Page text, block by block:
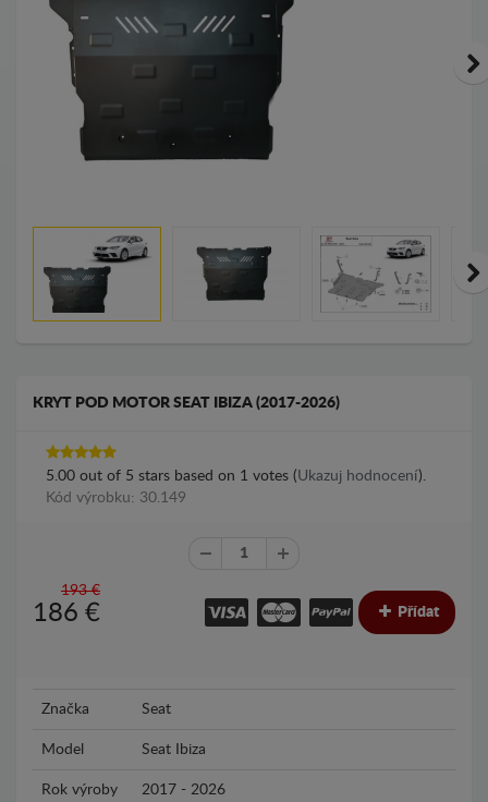
KRYT POD MOTOR SEAT IBIZA (2017-2026)
5.00 out of 5 stars based on 1 votes (Ukazuj hodnocení).
Kód výrobku: 30.149
193 €
186 € Přídat
Značka Seat
Model Seat Ibiza
Rok výroby 2017 - 2026